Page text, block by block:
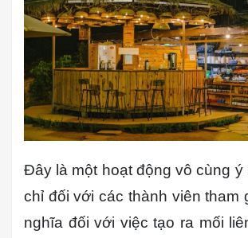
Đây là một hoạt động vô cùng ý
chỉ đối với các thành viên tham
nghĩa đối với việc tạo ra mối